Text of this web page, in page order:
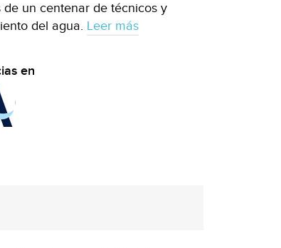
un centenar de técnicos y
del agua. Leer más
en